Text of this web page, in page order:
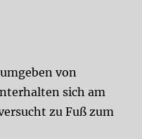
von
sich am
zu Fuß zum